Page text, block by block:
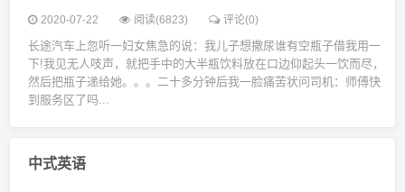
2020-07-22 阅读(6823) 评论(0)
长途汽车上忽听一妇女焦急的说：我儿子想撒尿谁有空瓶子借我用一
下!我见无人吱声，就把手中的大半瓶饮料放在口边仰起头一饮而尽，
然后把瓶子递给她。。。二十多分钟后我一脸痛苦状问司机：师傅快
到服务区了吗...
中式英语